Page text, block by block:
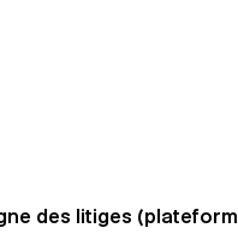
des litiges